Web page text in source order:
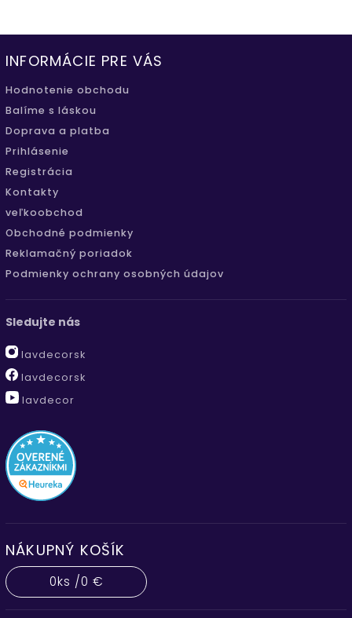
INFORMÁCIE PRE VÁS
Hodnotenie obchodu
Balíme s láskou
Doprava a platba
Prihlásenie
Registrácia
Kontakty
veľkoobchod
Obchodné podmienky
Reklamačný poriadok
Podmienky ochrany osobných údajov
Sledujte nás
lavdecorsk
lavdecorsk
lavdecor
NÁKUPNÝ KOŠÍK
0ks /0 €